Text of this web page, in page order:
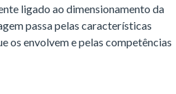
ligado ao dimensionamento da
passa pelas características
os envolvem e pelas competências